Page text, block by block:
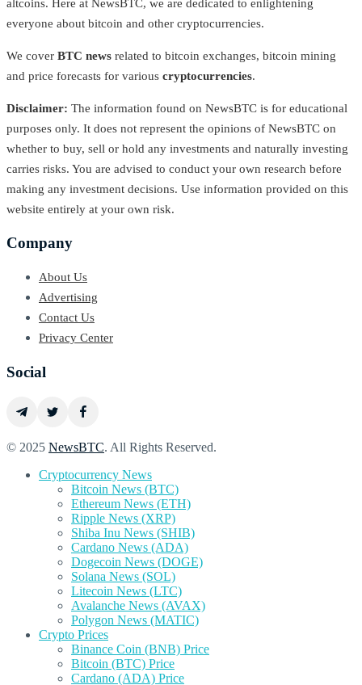
altcoins. Here at NewsBTC, we are dedicated to enlightening
everyone about bitcoin and other cryptocurrencies.
We cover BTC news related to bitcoin exchanges, bitcoin mining
and price forecasts for various cryptocurrencies.
Disclaimer: The information found on NewsBTC is for educational
purposes only. It does not represent the opinions of NewsBTC on
whether to buy, sell or hold any investments and naturally investing
carries risks. You are advised to conduct your own research before
making any investment decisions. Use information provided on this
website entirely at your own risk.
Company
About Us
Advertising
Contact Us
Privacy Center
Social
© 2025 NewsBTC. All Rights Reserved.
Cryptocurrency News
Bitcoin News (BTC)
Ethereum News (ETH)
Ripple News (XRP)
Shiba Inu News (SHIB)
Cardano News (ADA)
Dogecoin News (DOGE)
Solana News (SOL)
Litecoin News (LTC)
Avalanche News (AVAX)
Polygon News (MATIC)
Crypto Prices
Binance Coin (BNB) Price
Bitcoin (BTC) Price
Cardano (ADA) Price